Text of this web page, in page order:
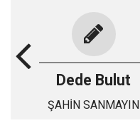
Dede Bulut
ŞAHİN SANMAYIN